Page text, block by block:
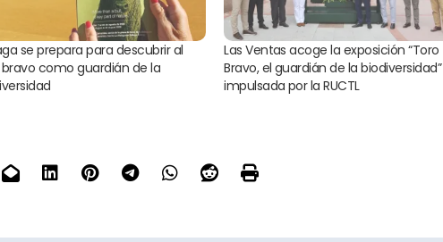
se prepara para descubrir al
como guardián de la
Las Ventas acoge la exposición “Toro
Bravo, el guardián de la biodiversidad”
impulsada por la RUCTL